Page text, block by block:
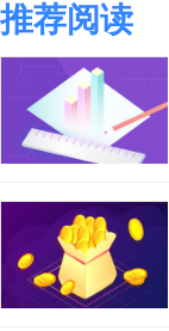
推荐阅读